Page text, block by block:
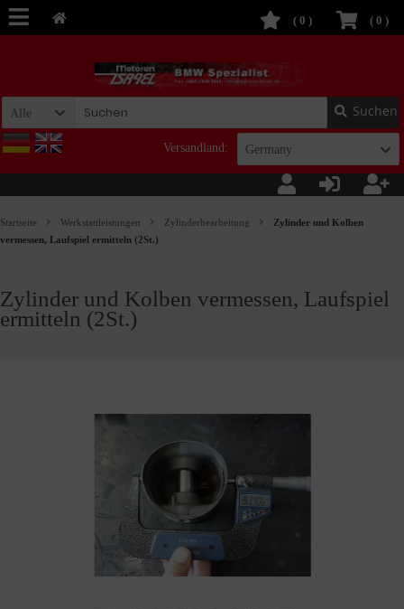
( 0 )
( 0 )
Alle Suchen
Versandland: Germany
Startseite Werkstattleistungen Zylinderbearbeitung
Zylinder und Kolben
vermessen, Laufspiel ermitteln (2St.)
Zylinder und Kolben vermessen, Laufspiel
ermitteln (2St.)